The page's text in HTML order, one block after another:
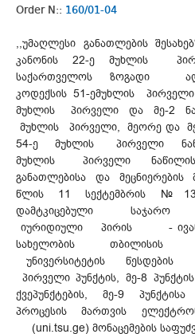
Order N:: 160/01-04
,,უმაღლესი განათლების
კანონის 22-ე მუხლის
საქართველოს ზოგადი
კოდექსის 51-ემუხლის
მუხლის პირველი და მე-2
მუხლის პირველი, მეორე და
54-ე მუხლის პირველი
მუხლის პირველი ნაწილის,
განათლებისა და მეცნიერების
წლის 11 სექტემბრის
დამტკიცებული საჯარო
იურიდიული პირის - ივანე
სახელობის თბილისის
უნივერსიტეტის
პირველი პუნქტის, მე-8
ქვეპუნქტების, მე-9
პროცესის მართვის
(uni.tsu.ge) მონაცემების